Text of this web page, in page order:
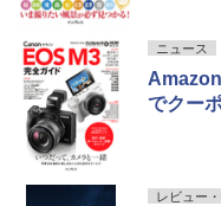
ニュース
でクー
レビュー